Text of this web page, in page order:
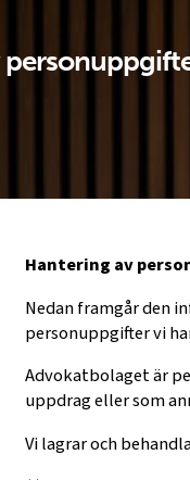
Hantering av
Nedan framgår den
personuppgifter vi
Advokatbolaget är
uppdrag eller som
Vi lagrar och